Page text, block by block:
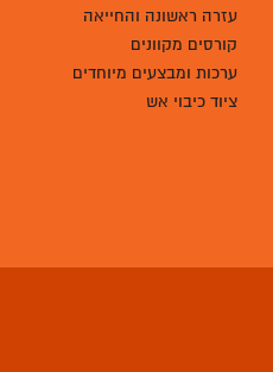
עזרה ראשונה והחייאה
קורסים מקוונים
ערכות ומבצעים מיוחדים
ציוד כיבוי אש